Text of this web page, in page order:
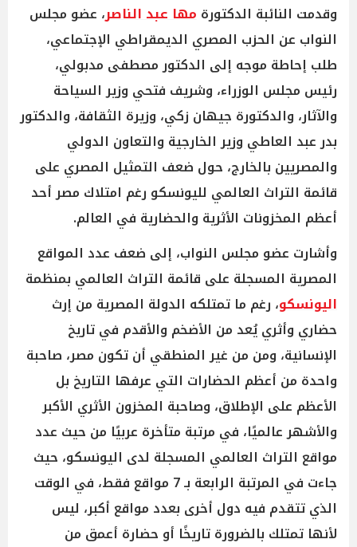
وقدمت النائبة الدكتورة مها عبد الناصر، عضو مجلس
النواب عن الحزب المصري الديمقراطي الإجتماعي،
طلب إحاطة موجه إلى الدكتور مصطفى مدبولي،
رئيس مجلس الوزراء، وشريف فتحي وزير السياحة
والآثار، والدكتورة جيهان زكي، وزيرة الثقافة، والدكتور
بدر عبد العاطي وزير الخارجية والتعاون الدولي
والمصريين بالخارج، حول ضعف التمثيل المصري على
قائمة التراث العالمي لليونسكو رغم امتلاك مصر أحد
أعظم المخزونات الأثرية والحضارية في العالم.
وأشارت عضو مجلس النواب، إلى ضعف عدد المواقع
المصرية المسجلة على قائمة التراث العالمي بمنظمة
اليونسكو، رغم ما تمتلكه الدولة المصرية من إرث
حضاري وأثري يُعد من الأضخم والأقدم في تاريخ
الإنسانية، ومن من غير المنطقي أن تكون مصر، صاحبة
واحدة من أعظم الحضارات التي عرفها التاريخ بل
الأعظم على الإطلاق، وصاحبة المخزون الأثري الأكبر
والأشهر عالميًا، في مرتبة متأخرة عربيًا من حيث عدد
مواقع التراث العالمي المسجلة لدى اليونسكو، حيث
جاءت في المرتبة الرابعة بـ 7 مواقع فقط، في الوقت
الذي تتقدم فيه دول أخرى بعدد مواقع أكبر، ليس
لأنها تمتلك بالضرورة تاريخًا أو حضارة أعمق من